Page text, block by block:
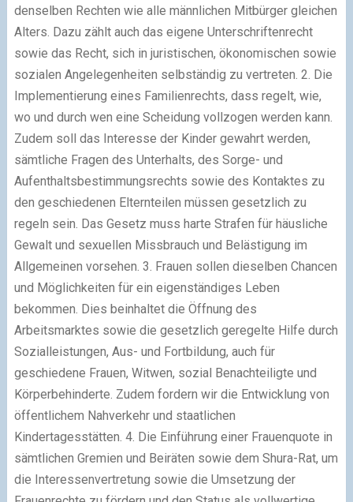
denselben Rechten wie alle männlichen Mitbürger gleichen
Alters. Dazu zählt auch das eigene Unterschriftenrecht
sowie das Recht, sich in juristischen, ökonomischen sowie
sozialen Angelegenheiten selbständig zu vertreten. 2. Die
Implementierung eines Familienrechts, dass regelt, wie,
wo und durch wen eine Scheidung vollzogen werden kann.
Zudem soll das Interesse der Kinder gewahrt werden,
sämtliche Fragen des Unterhalts, des Sorge- und
Aufenthaltsbestimmungsrechts sowie des Kontaktes zu
den geschiedenen Elternteilen müssen gesetzlich zu
regeln sein. Das Gesetz muss harte Strafen für häusliche
Gewalt und sexuellen Missbrauch und Belästigung im
Allgemeinen vorsehen. 3. Frauen sollen dieselben Chancen
und Möglichkeiten für ein eigenständiges Leben
bekommen. Dies beinhaltet die Öffnung des
Arbeitsmarktes sowie die gesetzlich geregelte Hilfe durch
Sozialleistungen, Aus- und Fortbildung, auch für
geschiedene Frauen, Witwen, sozial Benachteiligte und
Körperbehinderte. Zudem fordern wir die Entwicklung von
öffentlichem Nahverkehr und staatlichen
Kindertagesstätten. 4. Die Einführung einer Frauenquote in
sämtlichen Gremien und Beiräten sowie dem Shura-Rat, um
die Interessenvertretung sowie die Umsetzung der